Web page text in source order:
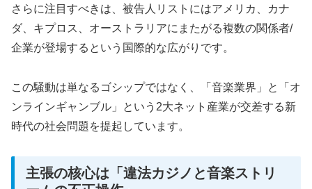
さらに注目すべきは、被告人リストにはアメリカ、カナ
ダ、キプロス、オーストラリアにまたがる複数の関係者/
企業が登場するという国際的な広がりです。
この騒動は単なるゴシップではなく、「音楽業界」と「オ
ンラインギャンブル」という2大ネット産業が交差する新
時代の社会問題を提起しています。
主張の核心は「違法カジノと音楽ストリ